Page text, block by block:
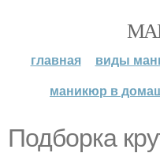
главная виды
маникюр в
Подборка